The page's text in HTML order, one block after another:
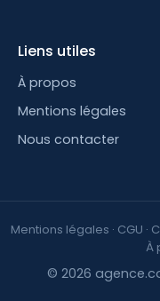
Liens utiles
À propos
Mentions légales
Nous contacter
Mentions légales · CGU ·
À
© 2026